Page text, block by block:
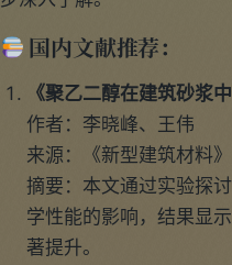
国内文献推荐：
《聚乙二醇在建筑砂浆
作者：李晓峰、王伟
来源：《新型建筑材料
摘要：本文通过实验探
学性能的影响，结果显
著提升。